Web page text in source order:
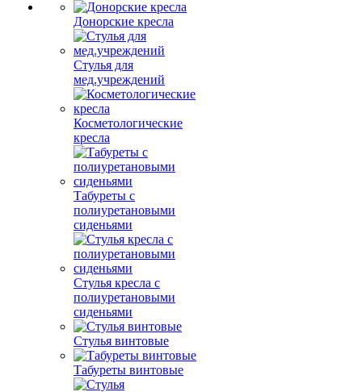
Донорские кресла
Стулья для
мед.учреждений
Косметологические
кресла
Табуреты с
полиуретановыми
сиденьями
Стулья кресла с
полиуретановыми
сиденьями
Стулья винтовые
Табуреты винтовые